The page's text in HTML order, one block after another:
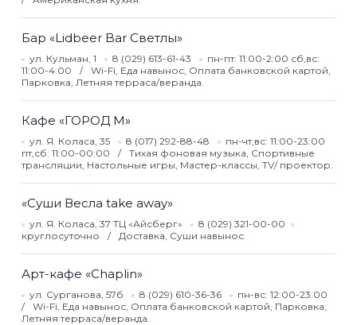
Бар «Lidbeer Bar Светлы»
ул. Кульман, 1 8 (029) 613-61-43
пн-пт: 11:00-2:00 сб,вс:
11:00-4:00
Wi-Fi, Еда навынос, Оплата банковской картой,
Парковка, Летняя терраса/веранда.
Кафе «ГОРОД М»
ул. Я. Коласа, 35 8 (017) 292-88-48
пн-чт,вс: 11:00-23:00
пт,сб: 11:00-00:00
Тихая фоновая музыка, Спортивные
трансляции, Настольные игры, Мастер-классы, TV/ проектор.
«Суши Весла take away»
ул. Я. Коласа, 37 ТЦ «Айсберг»
8 (029) 321-00-00
круглосуточно
Доставка, Суши навынос.
Арт-кафе «Chaplin»
ул. Сурганова, 57б 8 (029) 610-36-36
пн-вс: 12:00-23:00
Wi-Fi, Еда навынос, Оплата банковской картой, Парковка,
Летняя терраса/веранда.